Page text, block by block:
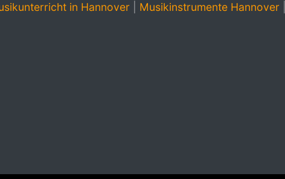
in Hannover Musikinstrumente Hannover